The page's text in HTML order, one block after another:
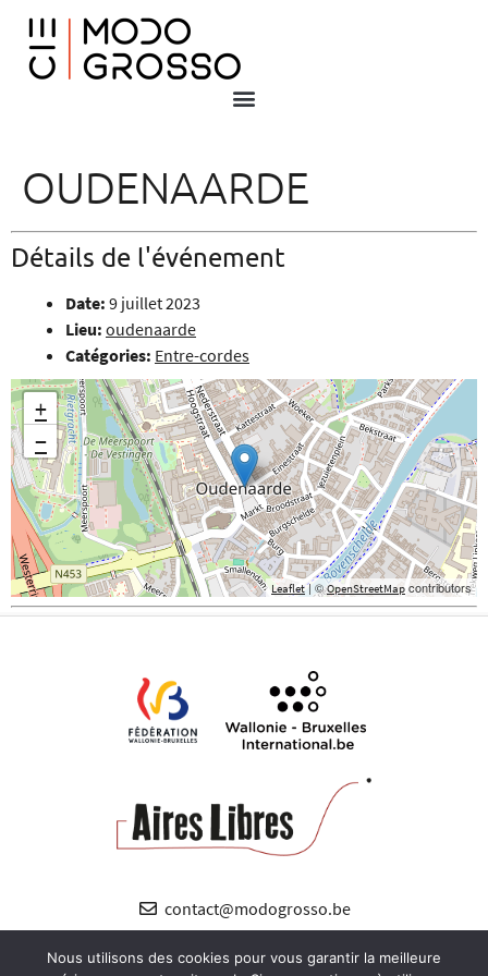
OUDENAARDE
Détails de l'événement
Date: 9 juillet 2023
Lieu: oudenaarde
Catégories: Entre-cordes
+
−
Leaflet| ©OpenStreetMap contributors
contact@modogrosso.be
Nous utilisons des cookies pour vous garantir la meilleure